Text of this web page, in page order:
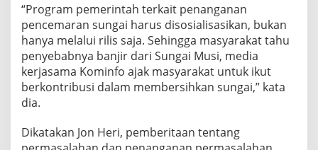
“Program pemerintah terkait penanganan
pencemaran sungai harus disosialisasikan, bukan
hanya melalui rilis saja. Sehingga masyarakat tahu
penyebabnya banjir dari Sungai Musi, media
kerjasama Kominfo ajak masyarakat untuk ikut
berkontribusi dalam membersihkan sungai,” kata
dia.
Dikatakan Jon Heri, pemberitaan tentang